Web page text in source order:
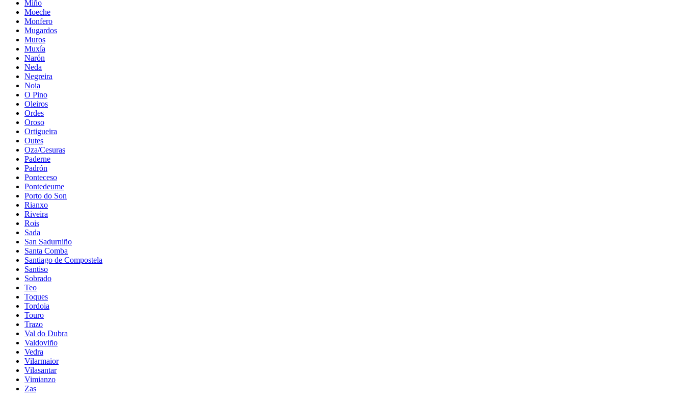
Miño
Moeche
Monfero
Mugardos
Muros
Muxía
Narón
Neda
Negreira
Noia
O Pino
Oleiros
Ordes
Oroso
Ortigueira
Outes
Oza/Cesuras
Paderne
Padrón
Ponteceso
Pontedeume
Porto do Son
Rianxo
Riveira
Rois
Sada
San Sadurniño
Santa Comba
Santiago de Compostela
Santiso
Sobrado
Teo
Toques
Tordoia
Touro
Trazo
Val do Dubra
Valdoviño
Vedra
Vilarmaior
Vilasantar
Vimianzo
Zas